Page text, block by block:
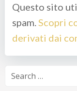
Questo sito
spam. Scopri
derivati dai
Search